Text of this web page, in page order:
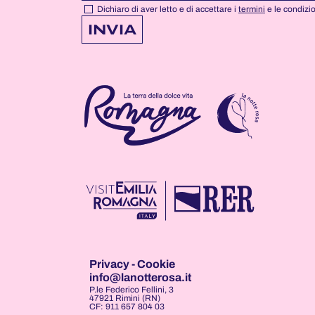
NOTTEROSA
NOTTEROSA
NOTTEROSA
Dichiaro di aver letto e di accettare i termini e le
INVIA
Privacy-Cookie
info@lanotterosa.it
P.le Federico Fellini, 3
47921 Rimini (RN)
CF: 911 657 804 03